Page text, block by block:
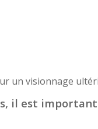
un visionnage
il est important